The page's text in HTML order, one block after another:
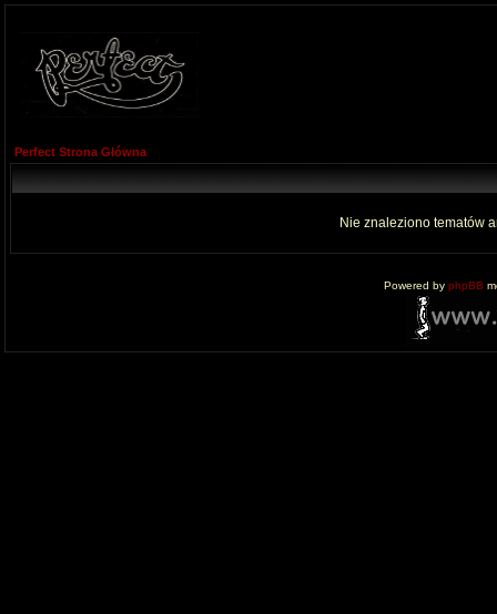
Perfect Strona Główna
Nie znaleziono tematów
Powered by phpBB